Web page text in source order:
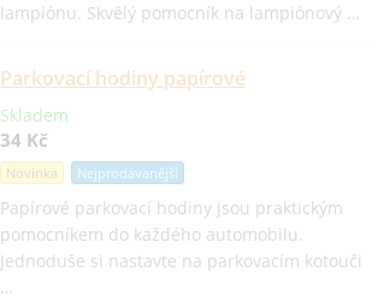
lampiónu. Skvělý pomocník na lampiónový …
Parkovací hodiny papírové
Skladem
34 Kč
Novinka Nejprodávanější
Papírové parkovací hodiny jsou praktickým
pomocníkem do každého automobilu.
Jednoduše si nastavte na parkovacím kotouči
…